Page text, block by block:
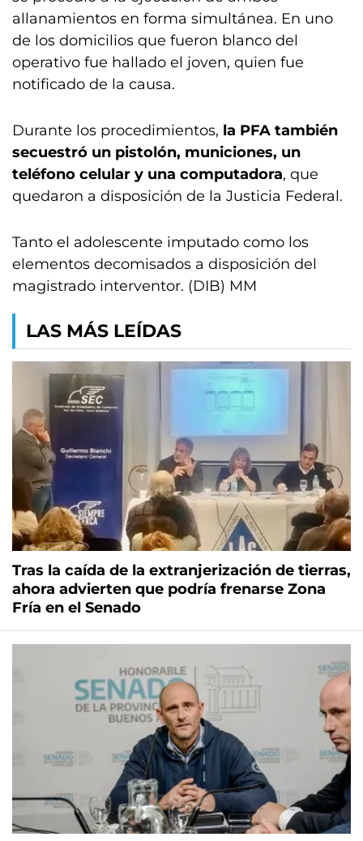
allanamientos en forma simultánea. En uno
de los domicilios que fueron blanco del
operativo fue hallado el joven, quien fue
notificado de la causa.
Durante los procedimientos, la PFA también
secuestró un pistolón, municiones, un
teléfono celular y una computadora, que
quedaron a disposición de la Justicia Federal.
Tanto el adolescente imputado como los
elementos decomisados a disposición del
magistrado interventor. (DIB) MM
LAS MÁS LEÍDAS
Tras la caída de la extranjerización de tierras,
ahora advierten que podría frenarse Zona
Fría en el Senado